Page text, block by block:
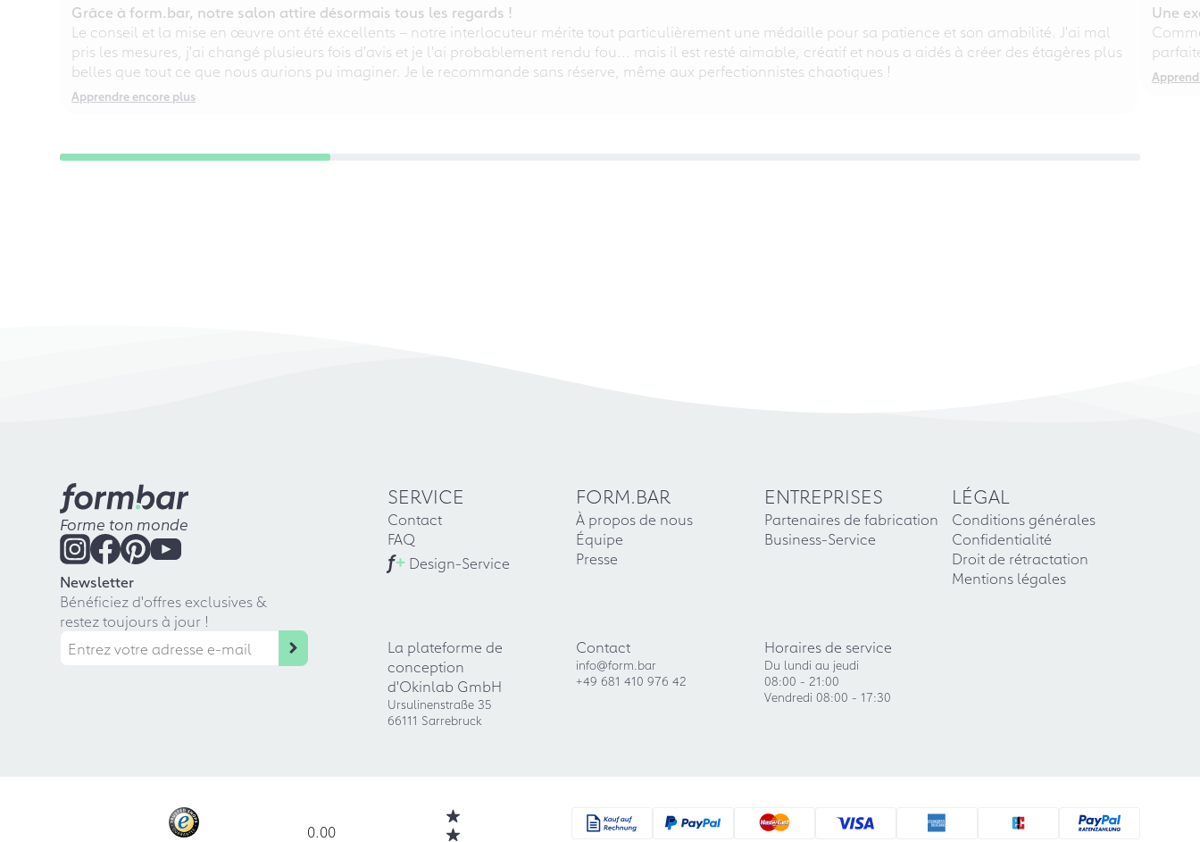
Grâce à form.bar, notre salon attire désormais tous les regards !
Le conseil et la mise en œuvre ont été excellents – notre interlocuteur mérite tout particulièrement une médaille pour sa patience et son amabilité. J'ai mal
pris les mesures, j'ai changé plusieurs fois d'avis et je l'ai probablement rendu fou... mais il est resté aimable, créatif et nous a aidés à créer des étagères plus
belles que tout ce que nous aurions pu imaginer. Je le recommande sans réserve, même aux perfectionnistes chaotiques !
Apprendre encore plus
Une
Forme ton monde
Newsletter
Bénéficiez d'offres exclusives &
restez toujours à jour !
SERVICE
Contact
FAQ
f+ Design-Service
FORM.BAR
À propos de nous
Équipe
Presse
ENTREPRISES
Partenaires de fabrication
Business-Service
LÉGAL
Conditions générales
Confidentialité
Droit de rétractation
Mentions légales
La plateforme de
conception
d'Okinlab GmbH
Ursulinenstraße 35
66111 Sarrebruck
Contact
info@form.bar
+49 681 410 976 42
Horaires de service
Du lundi au jeudi
08:00 - 21:00
Vendredi 08:00 - 17:30
0.00